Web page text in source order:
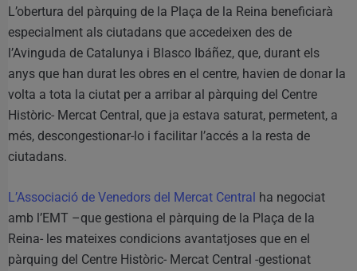
L’obertura del pàrquing de la Plaça de la Reina beneficiarà
especialment als ciutadans que accedeixen des de
l’Avinguda de Catalunya i Blasco Ibáñez, que, durant els
anys que han durat les obres en el centre, havien de donar la
volta a tota la ciutat per a arribar al pàrquing del Centre
Històric- Mercat Central, que ja estava saturat, permetent, a
més, descongestionar-lo i facilitar l’accés a la resta de
ciutadans.
L’Associació de Venedors del Mercat Central ha negociat
amb l’EMT –que gestiona el pàrquing de la Plaça de la
Reina- les mateixes condicions avantatjoses que en el
pàrquing del Centre Històric- Mercat Central -gestionat